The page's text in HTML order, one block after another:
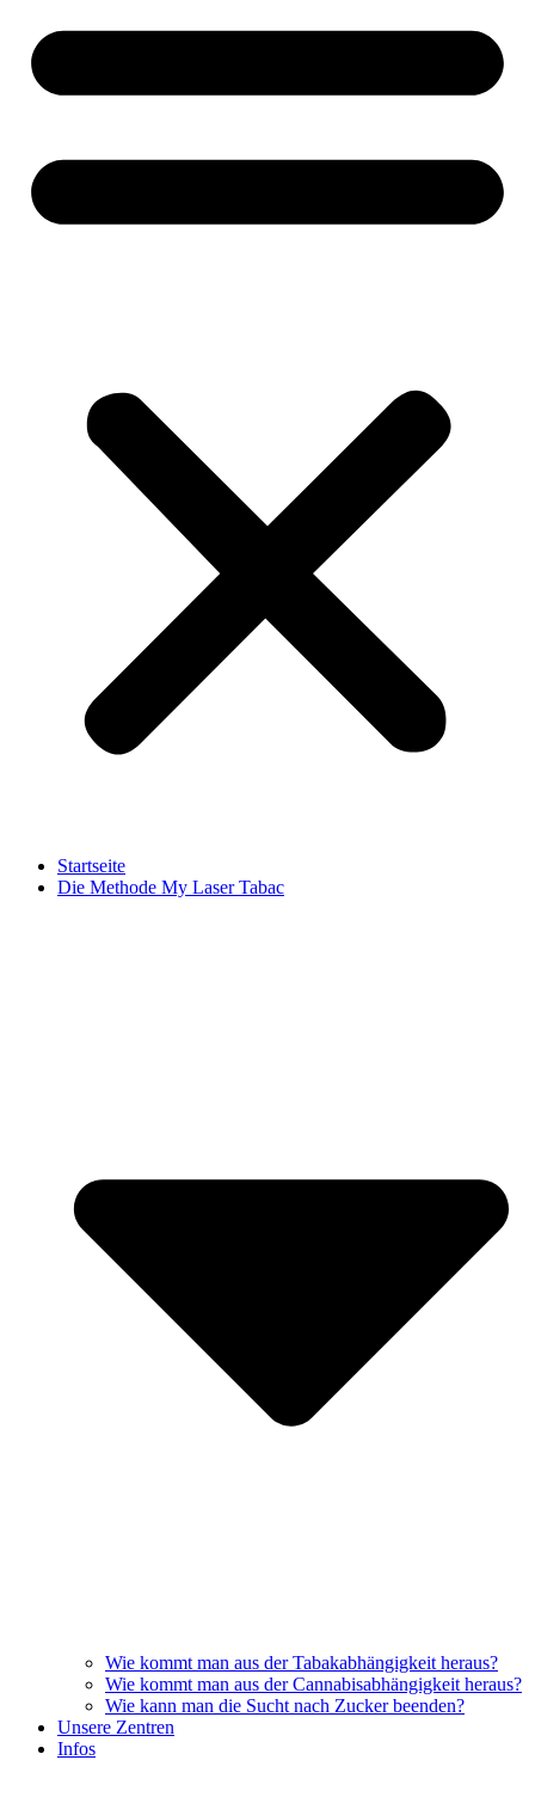
Startseite
Die Methode My Laser Tabac
Wie kommt man aus der Tabakabhängigkeit heraus?
Wie kommt man aus der Cannabisabhängigkeit heraus?
Wie kann man die Sucht nach Zucker beenden?
Unsere Zentren
Infos